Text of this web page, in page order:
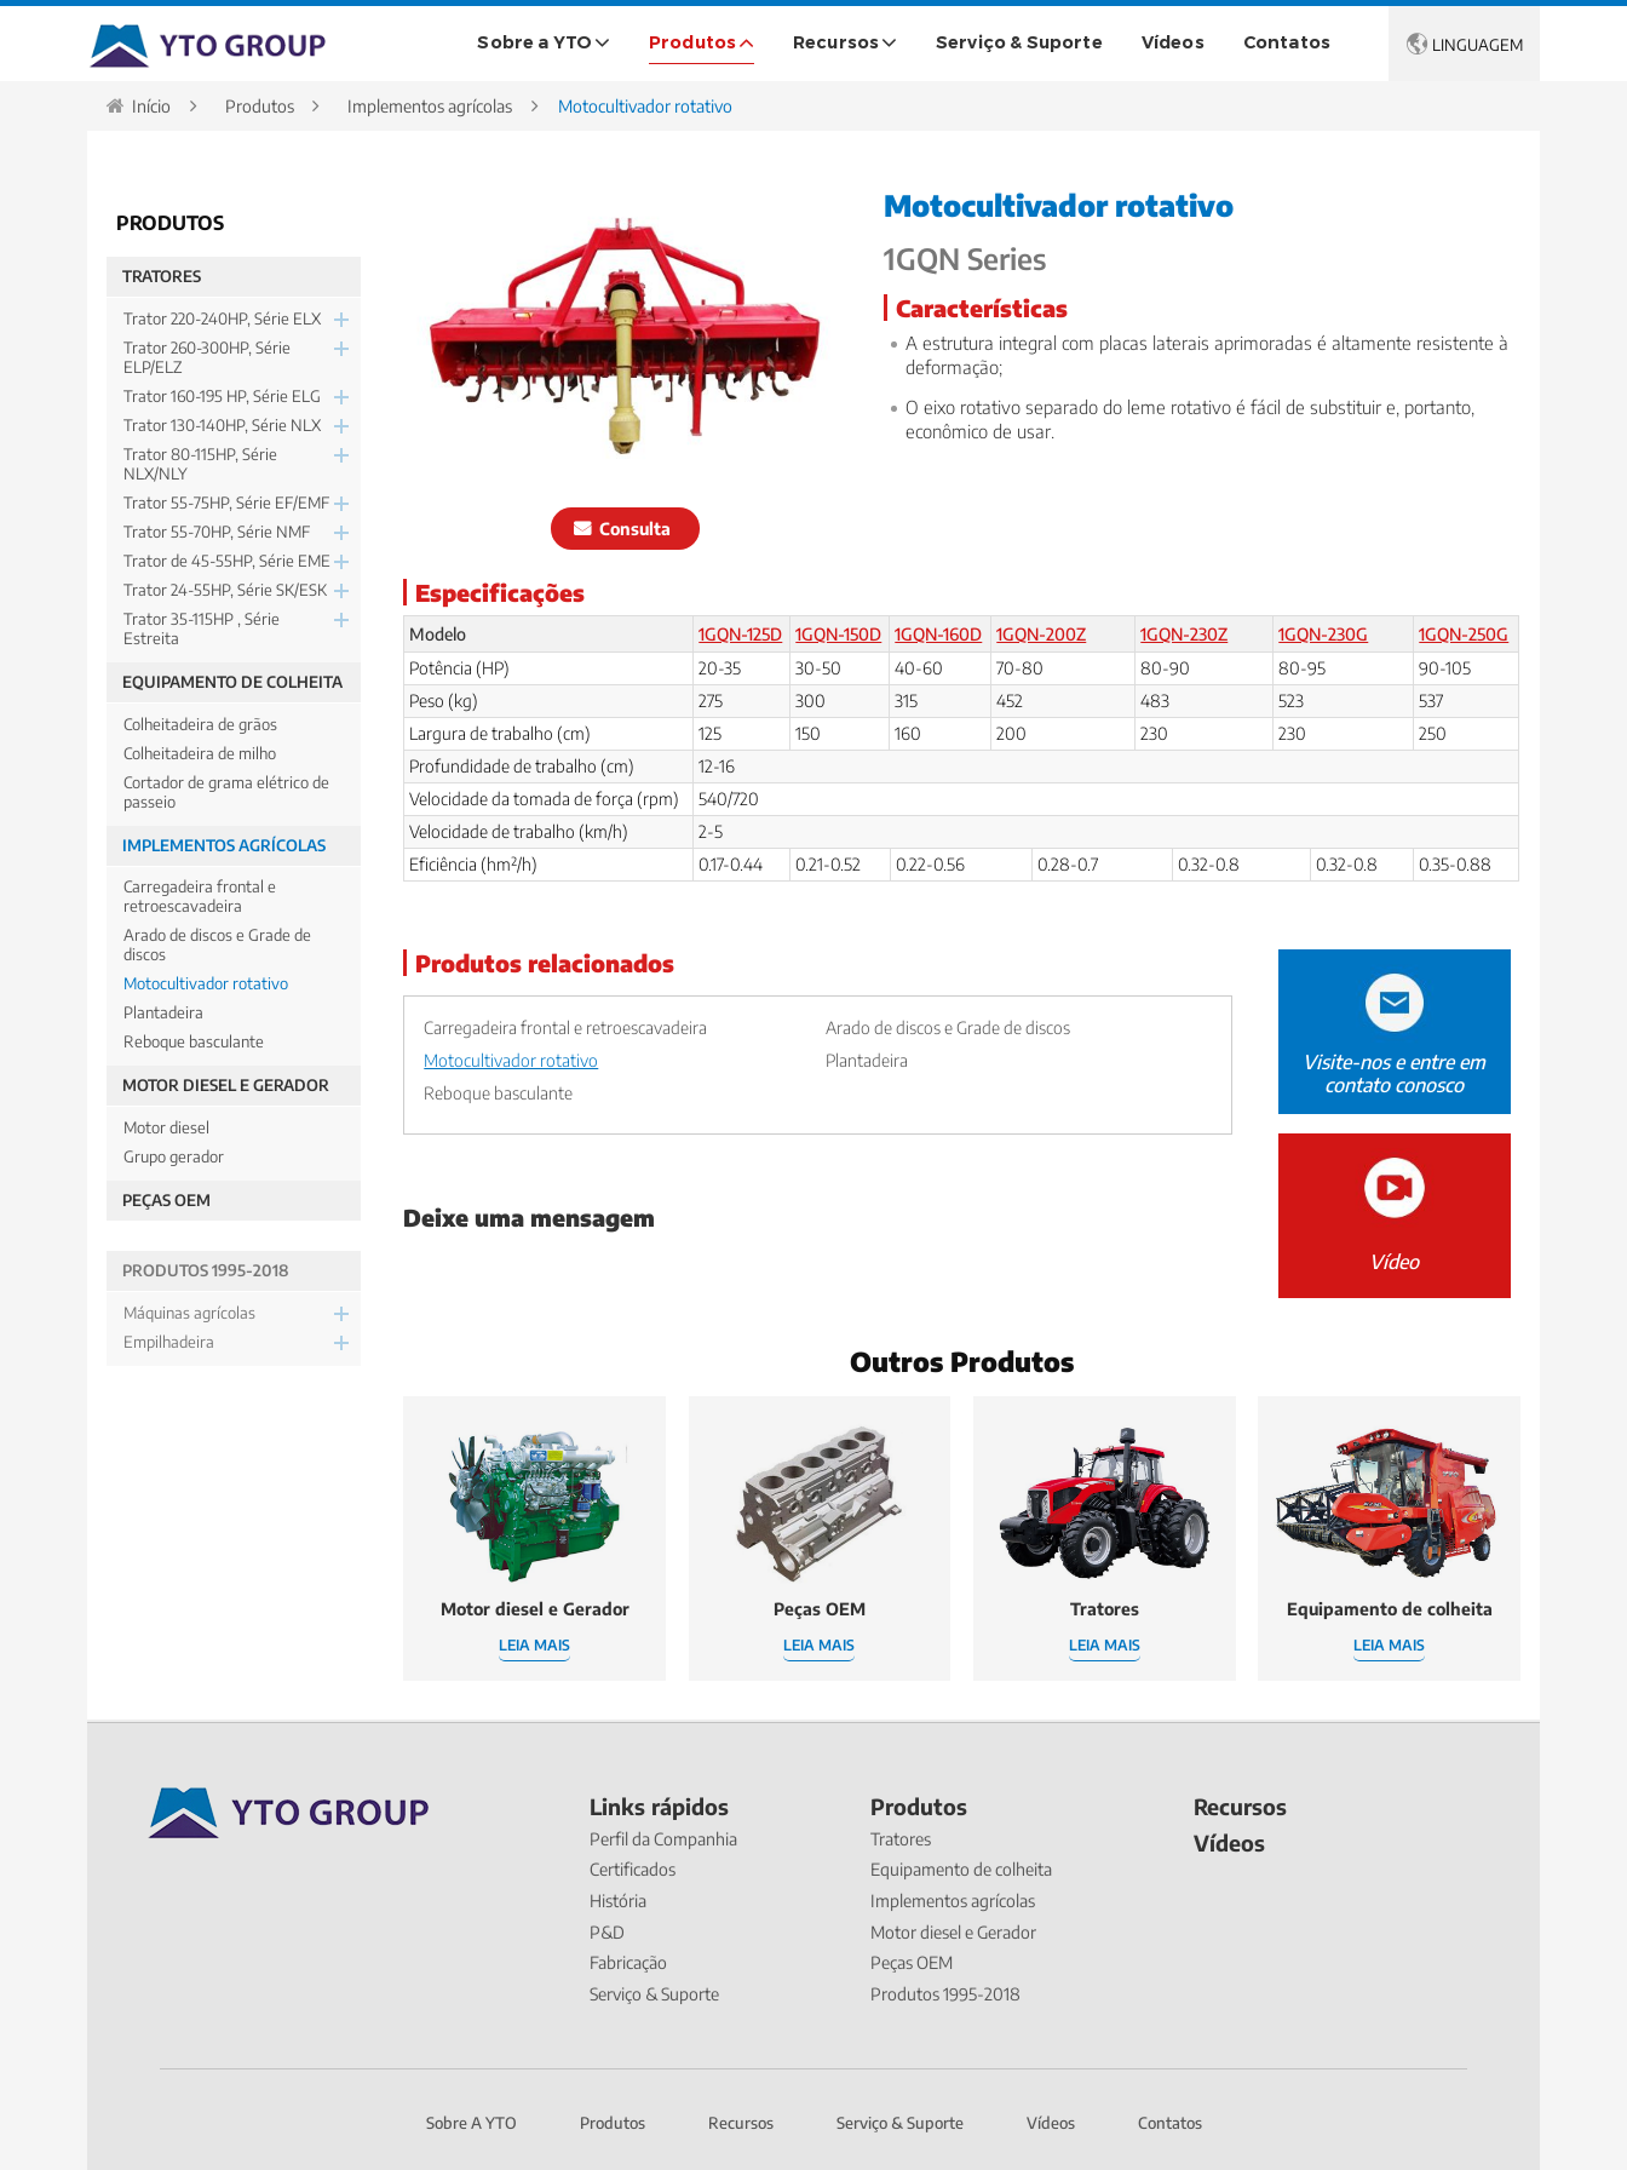
 LINGUAGEM
Sobre a YTO Produtos Recursos Serviço & Suporte Vídeos Contatos
Início Produtos Implementos agrícolas Motocultivador rotativo
Consulta
Motocultivador rotativo
1GQN Series
Características
A estrutura integral com placas laterais aprimoradas é altamente resistente à
deformação;
O eixo rotativo separado do leme rotativo é fácil de substituir e, portanto,
econômico de usar.
Especificações
Modelo 1GQN-125D 1GQN-150D 1GQN-160D 1GQN-200Z 1GQN-230Z 1GQN-230G 1GQN-250G
Potência (HP) 20-35 30-50 40-60 70-80 80-90 80-95
90-105
Peso (kg)
275 300 315 452 483 523
537
Largura de trabalho (cm)
125 150 160 200 230 230
250
Profundidade de trabalho (cm)
12-16
Velocidade da tomada de força (rpm)
540/720
Velocidade de trabalho (km/h)
2-5
Eficiência (hm²/h)
0.17-0.44 0.21-0.52 0.22-0.56 0.28-0.7 0.32-0.8 0.32-0.8 0.35-0.88
Produtos relacionados
Carregadeira frontal e retroescavadeira
Arado de discos e Grade de discos
Motocultivador rotativo
Plantadeira
Reboque basculante
Deixe uma mensagem
Visite-nos e entre em
contato conosco
Vídeo
Outros Produtos
Motor diesel e Gerador
LEIA MAIS
Peças OEM
LEIA MAIS
Tratores
LEIA MAIS
Equipamento de colheita
LEIA MAIS
PRODUTOS
TRATORES
Trator 220-240HP, Série ELX
Trator 260-300HP, Série
ELP/ELZ
Trator 160-195 HP, Série ELG
Trator 130-140HP, Série NLX
Trator 80-115HP, Série
NLX/NLY
Trator 55-75HP, Série EF/EMF
Trator 55-70HP, Série NMF
Trator de 45-55HP, Série EME
Trator 24-55HP, Série SK/ESK
Trator 35-115HP , Série
Estreita
EQUIPAMENTO DE COLHEITA
Colheitadeira de grãos
Colheitadeira de milho
Cortador de grama elétrico de
passeio
IMPLEMENTOS AGRÍCOLAS
Carregadeira frontal e
retroescavadeira
Arado de discos e Grade de
discos
Motocultivador rotativo
Plantadeira
Reboque basculante
MOTOR DIESEL E GERADOR
Motor diesel
Grupo gerador
PEÇAS OEM
PRODUTOS 1995-2018
Máquinas agrícolas
Empilhadeira
Links rápidos
Perfil da Companhia
Certificados
História
P&D
Fabricação
Serviço & Suporte
Produtos
Tratores
Equipamento de colheita
Implementos agrícolas
Motor diesel e Gerador
Peças OEM
Produtos 1995-2018
Recursos
Vídeos
Sobre A YTO Produtos Recursos Serviço & Suporte Vídeos Contatos